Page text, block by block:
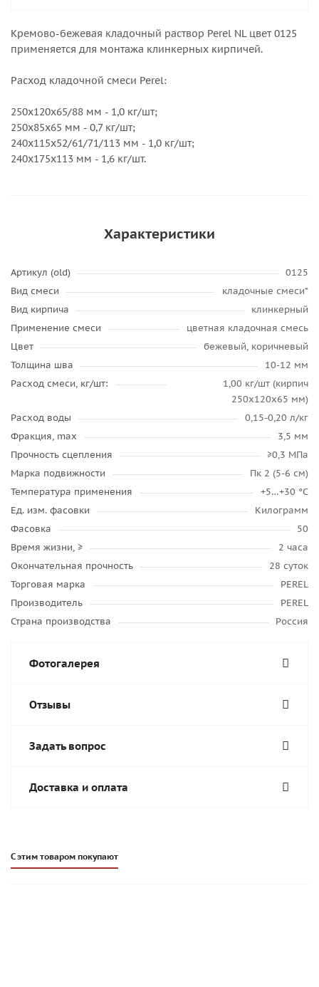
Кремово-бежевая кладочный раствор Perel NL цвет 0125
применяется для монтажа клинкерных кирпичей.
Расход кладочной смеси Perel:
250х120х65/88 мм - 1,0 кг/шт;
250х85х65 мм - 0,7 кг/шт;
240х115х52/61/71/113 мм - 1,0 кг/шт;
240х175х113 мм - 1,6 кг/шт.
Характеристики
Артикул (old)
0125
Вид смеси
кладочные смеси*
Вид кирпича
клинкерный
Применение смеси
цветная кладочная смесь
Цвет
бежевый, коричневый
Толщина шва
10-12 мм
Расход смеси, кг/шт:
1,00 кг/шт (кирпич
250х120х65 мм)
Расход воды
0,15-0,20 л/кг
Фракция, max
3,5 мм
Прочность сцепления
≥0,3 МПа
Марка подвижности
Пк 2 (5-6 см)
Температура применения
+5…+30 °C
Ед. изм. фасовки
Килограмм
Фасовка
50
Время жизни, ≥
2 часа
Окончательная прочность
28 суток
Торговая марка
PEREL
Производитель
PEREL
Страна производства
Россия
Фотогалерея
Отзывы
Задать вопрос
Доставка и оплата
С этим товаром покупают